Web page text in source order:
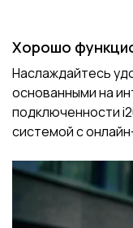
Хорошо
Наслаждайтесь
основанными на
подключенности
системой с